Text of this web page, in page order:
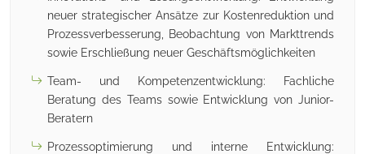
neuer strategischer Ansätze zur Kostenreduktion und
Prozessverbesserung, Beobachtung von Markttrends
sowie Erschließung neuer Geschäftsmöglichkeiten
Team- und Kompetenzentwicklung: Fachliche
Beratung des Teams sowie Entwicklung von Junior-
Beratern
Prozessoptimierung und interne Entwicklung: